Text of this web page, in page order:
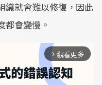
織就會難以修復，因此
都會變慢。
arrow_forward_ios 觀看更多